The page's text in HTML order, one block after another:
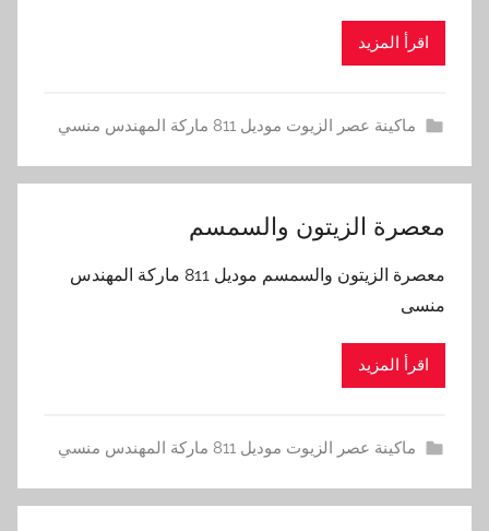
اقرأ المزيد
ماكينة عصر الزيوت موديل 811 ماركة المهندس منسي
معصرة الزيتون والسمسم
معصرة الزيتون والسمسم موديل 811 ماركة المهندس
منسى
اقرأ المزيد
ماكينة عصر الزيوت موديل 811 ماركة المهندس منسي